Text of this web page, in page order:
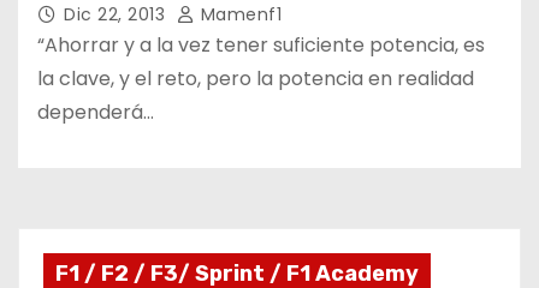
Dic 22, 2013 Mamenf1
“Ahorrar y a la vez tener suficiente potencia, es
la clave, y el reto, pero la potencia en realidad
dependerá…
F1 / F2 / F3/ Sprint / F1 Academy